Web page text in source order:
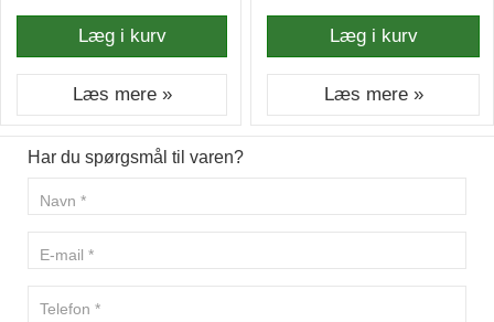
Læg i kurv
Læs mere »
Læg i kurv
Læs mere »
Har du spørgsmål til varen?